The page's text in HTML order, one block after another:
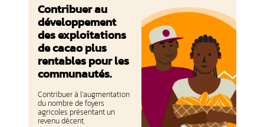
Contribuer au
développement
des exploitations
de cacao plus
rentables pour les
communautés.
Contribuer à l’augmentation
du nombre de foyers
agricoles présentant un
revenu décent.